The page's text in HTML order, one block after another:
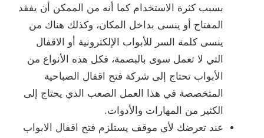
بسبب كثرة الاستخدام كما أنه من الممكن أن يفقد
المفتاح أو ينسى بداخل المكان، وكذلك هناك من
ينسى كلمة السر للأبواب الإلكترونية أو الاقفال
التي لا تعمل سوى بالبصمة، فكل هذه الأنواع من
الأبواب تحتاج إلى شركة فتح اقفال الصباحية
المتخصصة في هذا العمل الصعب الذي يحتاج إلى
الكثير من المهارات والأدوات.
عند تعرضك لأي موقف يستلزم فتح اقفال الابواب